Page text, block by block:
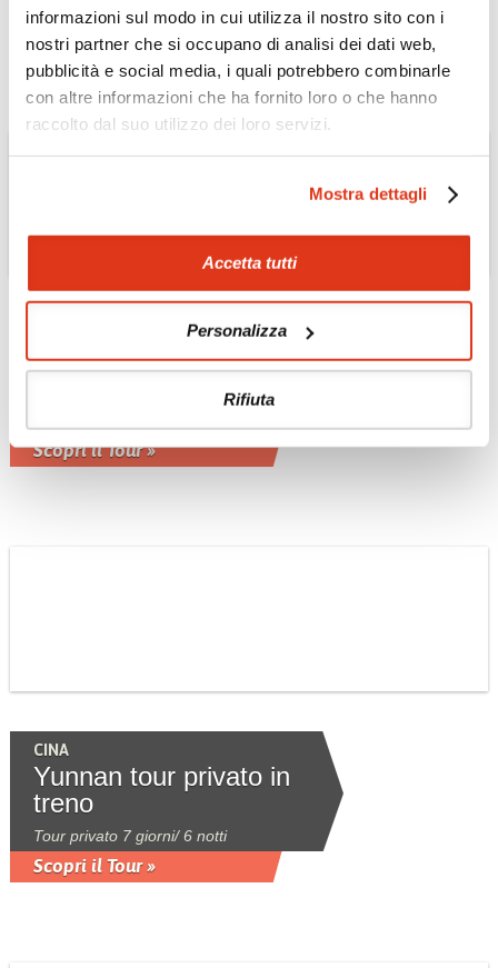
informazioni sul modo in cui utilizza il nostro sito con i
nostri partner che si occupano di analisi dei dati web,
pubblicità e social media, i quali potrebbero combinarle
con altre informazioni che ha fornito loro o che hanno
raccolto dal suo utilizzo dei loro servizi.
Mostra dettagli
Accetta tutti
Personalizza
Rifiuta
Scopri il Tour »
Musandam: la Norvegia
d'Arabia Tour
Possibile estensione tour 3 giorni - 2
Scopri il Tour »
CINA
Yunnan tour privato in
treno
Tour privato 7 giorni/ 6 notti
Scopri il Tour »